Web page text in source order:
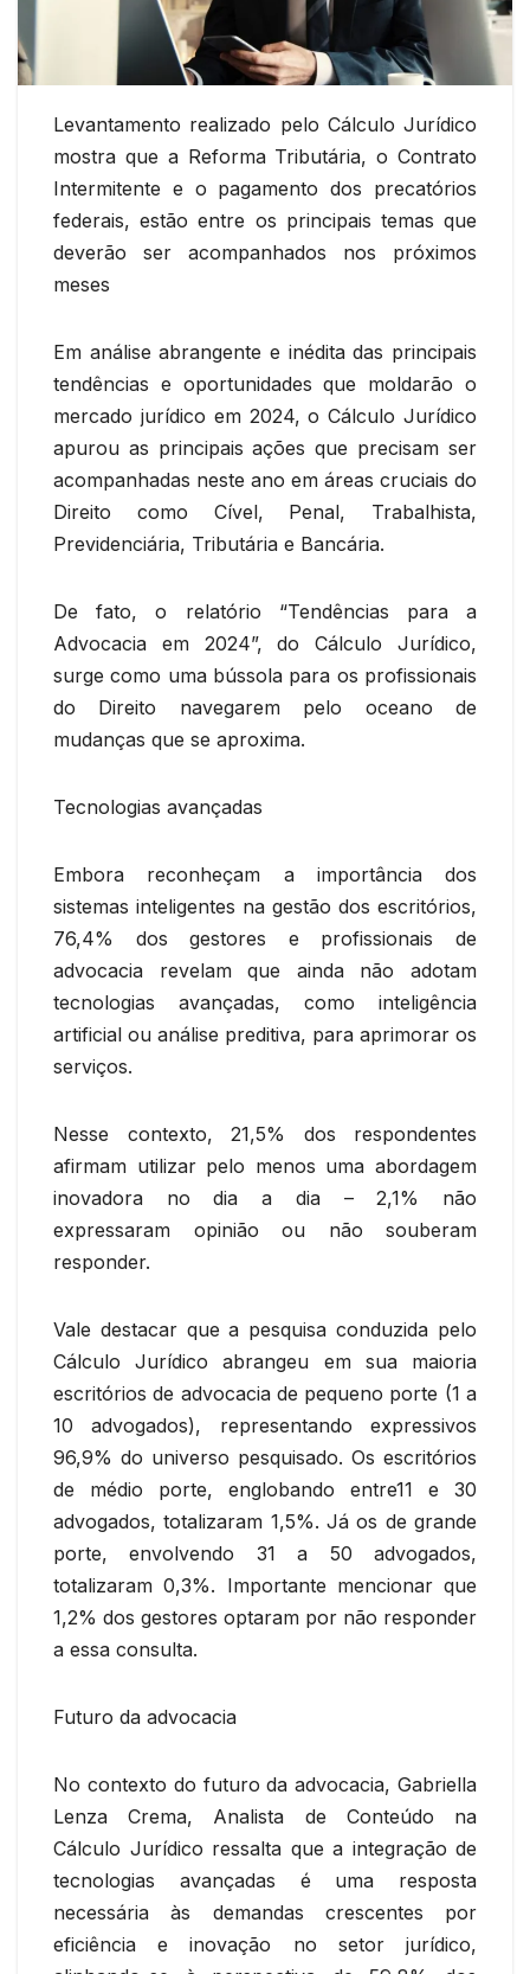
Levantamento realizado pelo Cálculo Jurídico
mostra que a Reforma Tributária, o Contrato
Intermitente e o pagamento dos precatórios
federais, estão entre os principais temas que
deverão ser acompanhados nos próximos
meses
Em análise abrangente e inédita das principais
tendências e oportunidades que moldarão o
mercado jurídico em 2024, o Cálculo Jurídico
apurou as principais ações que precisam ser
acompanhadas neste ano em áreas cruciais do
Direito como Cível, Penal, Trabalhista,
Previdenciária, Tributária e Bancária.
De fato, o relatório “Tendências para a
Advocacia em 2024”, do Cálculo Jurídico,
surge como uma bússola para os profissionais
do Direito navegarem pelo oceano de
mudanças que se aproxima.
Tecnologias avançadas
Embora reconheçam a importância dos
sistemas inteligentes na gestão dos escritórios,
76,4% dos gestores e profissionais de
advocacia revelam que ainda não adotam
tecnologias avançadas, como inteligência
artificial ou análise preditiva, para aprimorar os
serviços.
Nesse contexto, 21,5% dos respondentes
afirmam utilizar pelo menos uma abordagem
inovadora no dia a dia – 2,1% não
expressaram opinião ou não souberam
responder.
Vale destacar que a pesquisa conduzida pelo
Cálculo Jurídico abrangeu em sua maioria
escritórios de advocacia de pequeno porte (1 a
10 advogados), representando expressivos
96,9% do universo pesquisado. Os escritórios
de médio porte, englobando entre11 e 30
advogados, totalizaram 1,5%. Já os de grande
porte, envolvendo 31 a 50 advogados,
totalizaram 0,3%. Importante mencionar que
1,2% dos gestores optaram por não responder
a essa consulta.
Futuro da advocacia
No contexto do futuro da advocacia, Gabriella
Lenza Crema, Analista de Conteúdo na
Cálculo Jurídico ressalta que a integração de
tecnologias avançadas é uma resposta
necessária às demandas crescentes por
eficiência e inovação no setor jurídico,